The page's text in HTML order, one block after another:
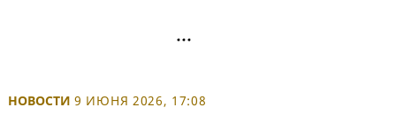
НОВОСТИ 9 ИЮНЯ 2026, 17:08